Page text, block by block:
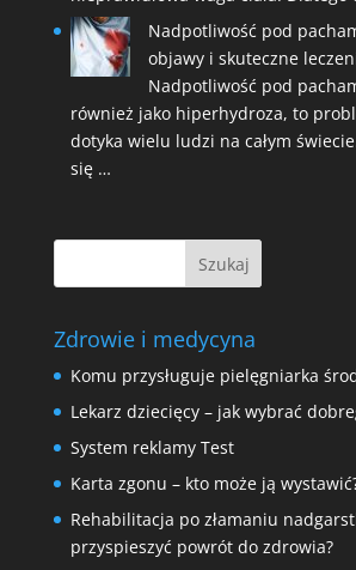
Nadpotliwość pod
objawy i skuteczne
Nadpotliwość pod
również jako hiperhydroza, to
dotyka wielu ludzi na całym
się …
Zdrowie i medycyna
Komu przysługuje pielęgniarka
Lekarz dziecięcy – jak wybrać
System reklamy Test
Karta zgonu – kto może ją
Rehabilitacja po złamaniu
przyspieszyć powrót do zdrowia?